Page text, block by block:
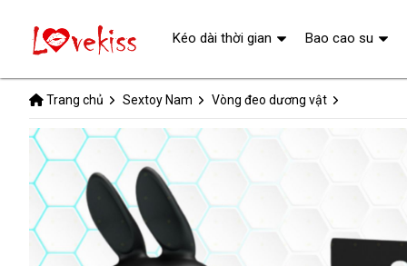
Trang chủ Sextoy Nam Vòng đeo dương vật
Kéo dài thời gian Bao cao su